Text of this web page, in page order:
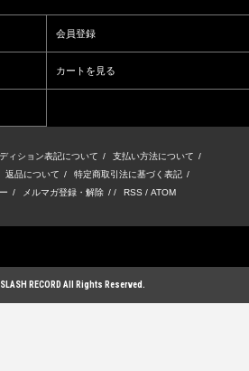
会員登録
カートを見る
ィション表記について / 支払い方法について /
返品について / 特定商取引法に基づく表記 /
/ メルマガ登録・解除 / / RSS / ATOM
RECORD All Rights Reserved.